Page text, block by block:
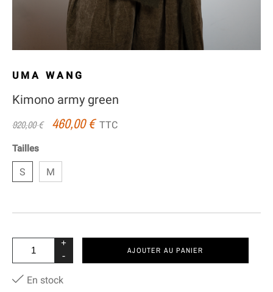
UMA WANG
Kimono army green
920,00 € 460,00 €TTC
Tailles
S M
+
-
AJOUTER AU PANIER
En stock